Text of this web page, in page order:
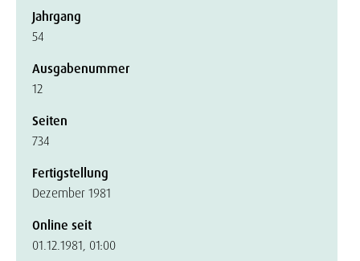
Jahrgang
54
Ausgabenummer
12
Seiten
734
Fertigstellung
Dezember 1981
Online seit
01.12.1981, 01:00